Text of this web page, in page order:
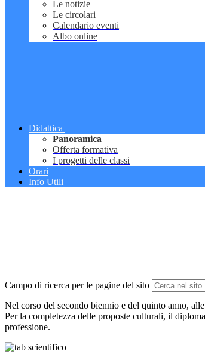
Le notizie
Le circolari
Calendario eventi
Albo online
Didattica
Panoramica
Offerta formativa
I progetti delle classi
Orari
Info Utili
Campo di ricerca per le pagine del sito
Nel corso del secondo biennio e del quinto anno,
Per la completezza delle proposte culturali, il
professione.